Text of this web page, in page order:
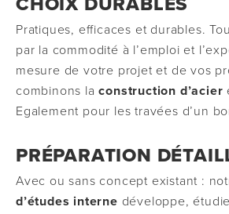
Pratiques, efficaces et durables.
par la commodité à l’emploi et
mesure de votre projet et de vos
combinons laconstruction d’acier
Egalement pour les travées d’un
PRÉPARATION
Avec ou sans concept existant :
d’études interne développe,